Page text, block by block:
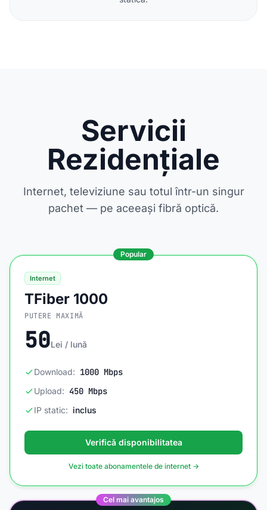
Servicii
Rezidențiale
Internet, televiziune sau totul într-un singur
pachet — pe aceeași fibră optică.
Popular
Internet
TFiber 1000
PUTERE MAXIMĂ
50Lei / lună
Download: 1000 Mbps
Upload: 450 Mbps
IP static: inclus
Verifică disponibilitatea
Vezi toate abonamentele de internet →
Cel mai avantajos